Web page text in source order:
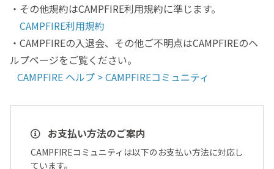
・その他規約はCAMPFIRE利用規約に準じます。
CAMPFIRE利用規約
・CAMPFIREの入退会、その他ご不明点はCAMPFIREのヘ
ルプページをご覧ください。
CAMPFIRE ヘルプ > CAMPFIREコミュニティ
お支払い方法のご案内
CAMPFIREコミュニティは以下のお支払い方法に対応し
ています。